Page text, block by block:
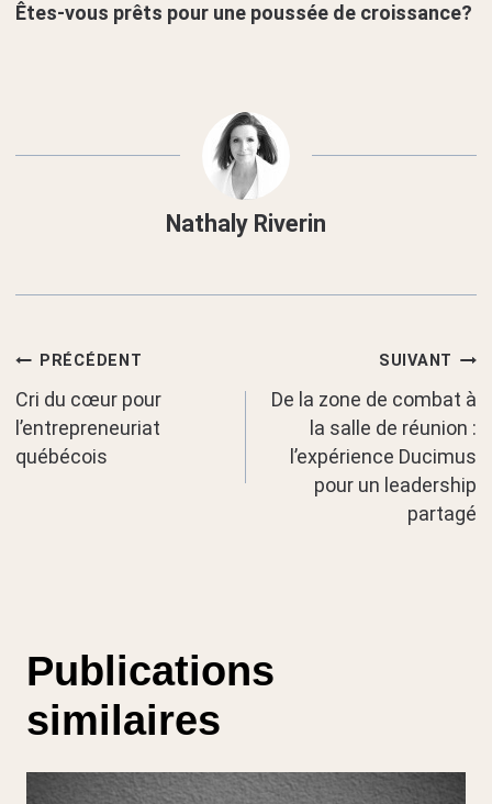
Êtes-vous prêts pour une poussée de croissance?
Nathaly Riverin
Navigation
de
l’article
PRÉCÉDENT
Cri du cœur pour
l’entrepreneuriat
québécois
SUIVANT
De la zone de combat à
la salle de réunion :
l’expérience Ducimus
pour un leadership
partagé
Publications
similaires